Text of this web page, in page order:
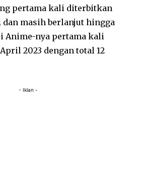
pertama kali diterbitkan
dan masih berlanjut hingga
Anime-nya pertama kali
2023 dengan total 12
- Iklan -